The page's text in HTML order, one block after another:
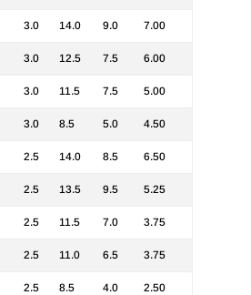
3.0 14.0 9.0 7.00
3.0 12.5 7.5 6.00
3.0 11.5 7.5 5.00
3.0 8.5 5.0 4.50
2.5 14.0 8.5 6.50
2.5 13.5 9.5 5.25
2.5 11.5 7.0 3.75
2.5 11.0 6.5 3.75
2.5 8.5 4.0 2.50